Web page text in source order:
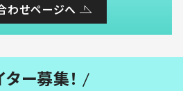
わせページへ
ター募集！